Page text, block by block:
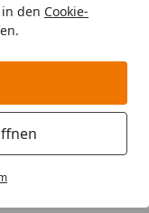
den Cookie-
finden Sie
Stöbern Sie